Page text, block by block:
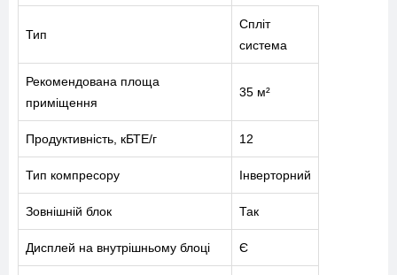
Тип
Спліт
система
Рекомендована площа
приміщення
35 м²
Продуктивність, кБТЕ/г 12
Тип компресору Інверторний
Зовнішній блок Так
Дисплей на внутрішньому блоці Є